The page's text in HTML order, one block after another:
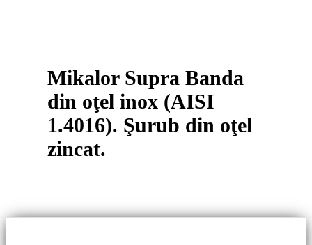
Mikalor Supra Banda
din oţel inox (AISI
1.4016). Şurub din oţel
zincat.